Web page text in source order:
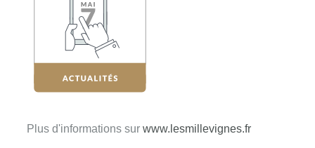
Plus d'informations sur www.lesmillevignes.fr